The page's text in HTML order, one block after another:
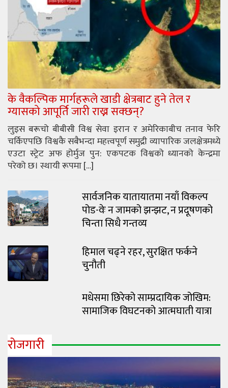
के वैकल्पिक मार्गहरूले खाडी क्षेत्रबाट हुने तेल र
ग्यासको आपूर्ति जारी राख्न सक्छन्?
लुइस बरूचो बीबीसी विश्व सेवा इरान र अमेरिकाबीच तनाव फेरि
चर्किएपछि विश्वकै सबैभन्दा महत्त्वपूर्ण समुद्री व्यापारिक जलक्षेत्रमध्ये
एउटा स्ट्रेट अफ होर्मुज पुन: एकपटक विश्वको ध्यानको केन्द्रमा
परेको छ। स्थायी रूपमा […]
सार्वजनिक यातायातमा नयाँ विकल्प
पोड-वेः न जामको झन्झट, न प्रदूषणको
चिन्ता सिधै गन्तव्य
हिमाल चढ्ने रहर, सुरक्षित फर्कने
चुनौती
मधेसमा छिरेको साम्प्रदायिक जोखिम:
सामाजिक विघटनको आत्मघाती यात्रा
रोजगारी